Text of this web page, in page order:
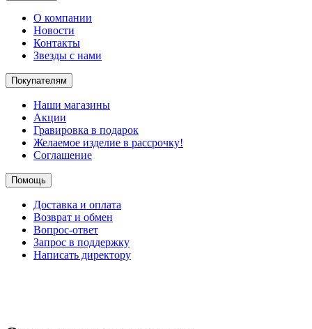
О компании
Новости
Контакты
Звезды с нами
Покупателям
Наши магазины
Акции
Гравировка в подарок
Желаемое изделие в рассрочку!
Соглашение
Помощь
Доставка и оплата
Возврат и обмен
Вопрос-ответ
Запрос в поддержку
Написать директору